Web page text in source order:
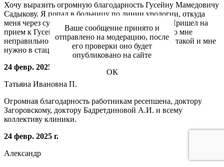
Хочу выразить огромную благодарность Гусейну Мамедовичу
Садыкову. Я попал в больницу по линии урологии, откуда
меня через сутки выписали. Но стало ещё хуже. Пришел на
прием к Гусейну Мамедовичу, он сразу сказал, что мне
неправильно поставили диагноз, что диагноз вот такой и мне
нужно в стационар...Читать далее
24 февр. 2025 г.
Татьяна Ивановна П.
Огромная благодарность работникам ресепшена, доктору
Загоровскому, доктору Бадретдиновой А.И. и всему
коллективу клиники.
24 февр. 2025 г.
Александр
Ваше сообщение принято и
отправлено на модерацию, после
его проверки оно будет
опубликовано на сайте
ОК